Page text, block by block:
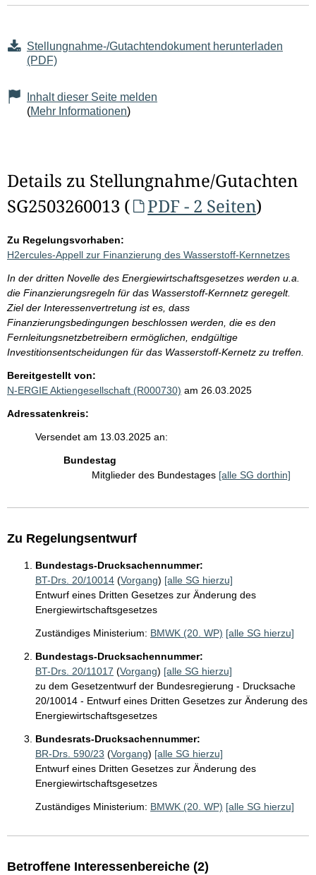
Stellungnahme-/Gutachtendokument herunterladen
(PDF)
Inhalt dieser Seite melden
(Mehr Informationen)
Details zu Stellungnahme/Gutachten
SG2503260013 (
PDF - 2 Seiten)
Zu Regelungsvorhaben:
H2ercules-Appell zur Finanzierung des Wasserstoff-Kernnetzes
In der dritten Novelle des Energiewirtschaftsgesetzes werden u.a.
die Finanzierungsregeln für das Wasserstoff-Kernnetz geregelt.
Ziel der Interessenvertretung ist es, dass
Finanzierungsbedingungen beschlossen werden, die es den
Fernleitungsnetzbetreibern ermöglichen, endgültige
Investitionsentscheidungen für das Wasserstoff-Kernetz zu treffen.
Bereitgestellt von:
N-ERGIE Aktiengesellschaft (R000730) am 26.03.2025
Adressatenkreis:
Versendet am 13.03.2025 an:
Bundestag
Mitglieder des Bundestages [alle SG dorthin]
Zu Regelungsentwurf
Bundestags-Drucksachennummer:
BT-Drs. 20/10014 (Vorgang) [alle SG hierzu]
Entwurf eines Dritten Gesetzes zur Änderung des
Energiewirtschaftsgesetzes
Zuständiges Ministerium: BMWK (20. WP) [alle SG hierzu]
Bundestags-Drucksachennummer:
BT-Drs. 20/11017 (Vorgang) [alle SG hierzu]
zu dem Gesetzentwurf der Bundesregierung - Drucksache
20/10014 - Entwurf eines Dritten Gesetzes zur Änderung des
Energiewirtschaftsgesetzes
Bundesrats-Drucksachennummer:
BR-Drs. 590/23 (Vorgang) [alle SG hierzu]
Entwurf eines Dritten Gesetzes zur Änderung des
Energiewirtschaftsgesetzes
Zuständiges Ministerium: BMWK (20. WP) [alle SG hierzu]
Betroffene Interessenbereiche (2)